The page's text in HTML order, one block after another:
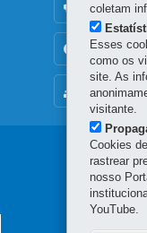
MAPA DO
OUVIDORIA
coletam
Esses
como os
site. As
visitante.
Cookies
rastrear
nosso
YouTube.